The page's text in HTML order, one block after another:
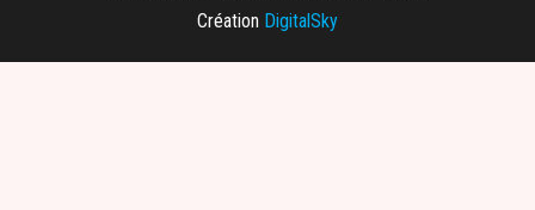
Création DigitalSky